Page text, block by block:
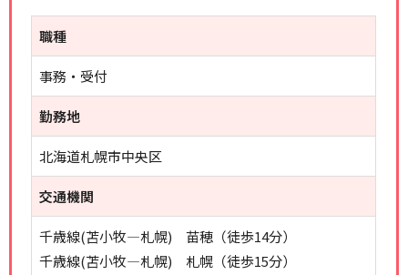
職種
事務・受付
勤務地
北海道札幌市中央区
交通機関
千歳線(苫小牧―札幌) 苗穂（徒歩14分）
千歳線(苫小牧―札幌) 札幌（徒歩15分）